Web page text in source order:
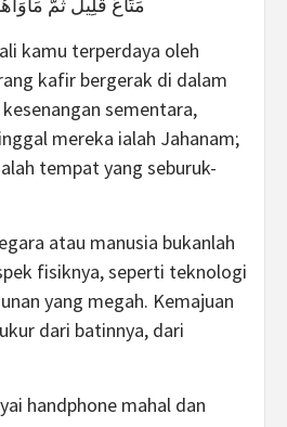
kamu terperdaya oleh
kafir bergerak di dalam
sementara,
mereka ialah Jahanam;
tempat yang seburuk-
atau manusia bukanlah
fisiknya, seperti teknologi
yang megah. Kemajuan
dari batinnya, dari
handphone mahal dan